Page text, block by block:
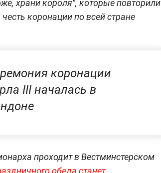
храни короля", которые повторили
коронации по всей стране
коронации
III началась в
проходит в Вестминстерском
обеда станет